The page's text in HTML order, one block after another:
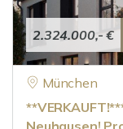
2.324.000,- €
München
Neuhausen!